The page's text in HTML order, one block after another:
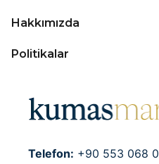
Hakkımızda
Politikalar
Telefon: +90 553 068